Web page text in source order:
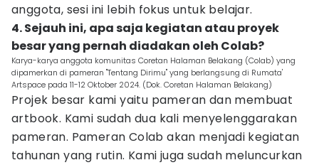
anggota, sesi ini lebih fokus untuk belajar.
4. Sejauh ini, apa saja kegiatan atau proyek
besar yang pernah diadakan oleh Colab?
Karya-karya anggota komunitas Coretan Halaman Belakang (Colab) yang
dipamerkan di pameran "Tentang Dirimu" yang berlangsung di Rumata'
Artspace pada 11-12 Oktober 2024. (Dok. Coretan Halaman Belakang)
Projek besar kami yaitu pameran dan membuat
artbook. Kami sudah dua kali menyelenggarakan
pameran. Pameran Colab akan menjadi kegiatan
tahunan yang rutin. Kami juga sudah meluncurkan